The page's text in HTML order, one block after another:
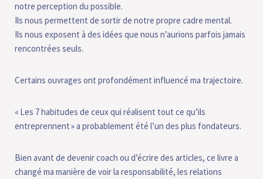
notre perception du possible.
Ils nous permettent de sortir de notre propre cadre mental.
Ils nous exposent à des idées que nous n’aurions parfois jamais
rencontrées seuls.
Certains ouvrages ont profondément influencé ma trajectoire.
« Les 7 habitudes de ceux qui réalisent tout ce qu’ils
entreprennent » a probablement été l’un des plus fondateurs.
Bien avant de devenir coach ou d’écrire des articles, ce livre a
changé ma manière de voir la responsabilité, les relations